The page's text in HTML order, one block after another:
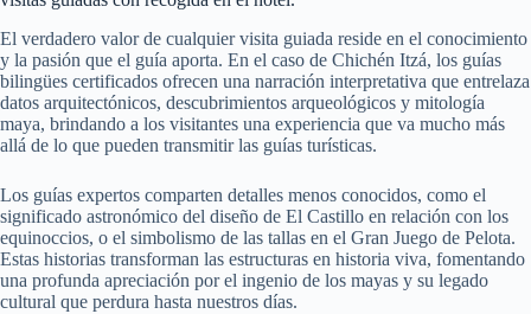
El verdadero valor de cualquier visita guiada reside en el conocimiento
y la pasión que el guía aporta. En el caso de Chichén Itzá, los guías
bilingües certificados ofrecen una narración interpretativa que entrelaza
datos arquitectónicos, descubrimientos arqueológicos y mitología
maya, brindando a los visitantes una experiencia que va mucho más
allá de lo que pueden transmitir las guías turísticas.
Los guías expertos comparten detalles menos conocidos, como el
significado astronómico del diseño de El Castillo en relación con los
equinoccios, o el simbolismo de las tallas en el Gran Juego de Pelota.
Estas historias transforman las estructuras en historia viva, fomentando
una profunda apreciación por el ingenio de los mayas y su legado
cultural que perdura hasta nuestros días.